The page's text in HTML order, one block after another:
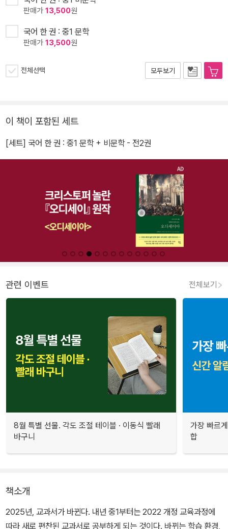
판매가 13,500원
국어 한 권 : 중1 문학
판매가 13,500원
전체선택 모두보기
이 책이 포함된 세트
[세트] 국어 한 권 : 중1 문학 + 비문학 - 전2권
관련 이벤트 전체보기
8월 특별 선물. 각도 조절 테이블 · 이동식 빨래
바구니
가장 빠르
합
책소개
2025년, 교과서가 바뀐다. 내년 중1부터는 2022 개정 교육과정에
따라 새로 편찬된 교과서로 공부하게 되는 것이다. 바뀌는 학습 환경,